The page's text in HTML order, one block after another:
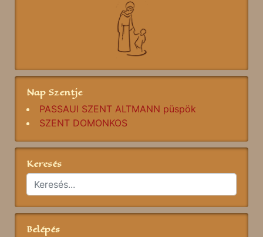
Nap Szentje
PASSAUI SZENT ALTMANN püspök
SZENT DOMONKOS
Keresés
Belépés